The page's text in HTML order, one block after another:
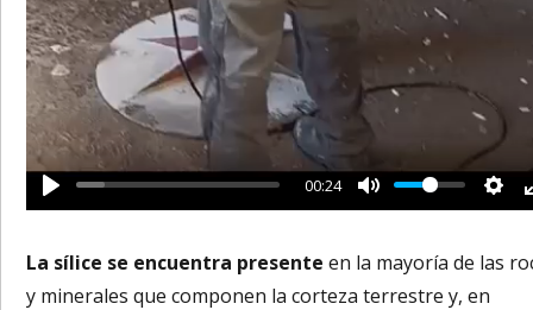
00:24
La sílice se encuentra presente en la mayoría de las
y minerales que componen la corteza terrestre y, en